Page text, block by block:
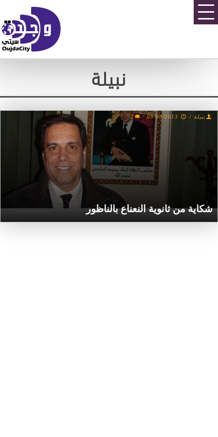
نبيلة
شكاية من ثانوية النعناع بالناظور
نبيلة /
08/09/2013
/
2